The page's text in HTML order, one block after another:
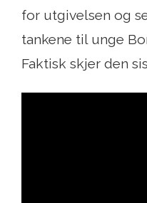
for utgivelsen og
tankene til unge
Faktisk skjer den